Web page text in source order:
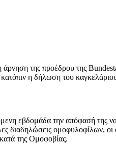
της προέδρου της
η δήλωση του
εβδομάδα την απόφασή της
διαδηλώσεις ομοφυλοφίλων,
της Ομοφοβίας.